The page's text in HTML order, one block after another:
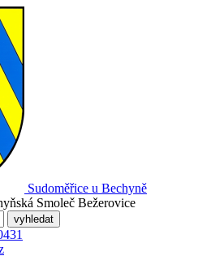
Sudoměřice u Bechyně
Smoleč Bežerovice